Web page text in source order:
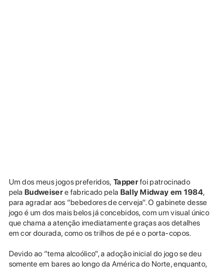
Um dos meus jogos preferidos, Tapperfoi patrocinado
pela Budweisere fabricado pela Bally Midway em 1984,
para agradar aos “bebedores de cerveja”. O gabinete desse
jogo é um dos mais belos já concebidos, com um visual único
que chama a atenção imediatamente graças aos detalhes
em cor dourada, como os trilhos de pé e o porta-copos.
Devido ao “tema alcoólico”, a adoção inicial do jogo se deu
somente em bares ao longo da América do Norte, enquanto,